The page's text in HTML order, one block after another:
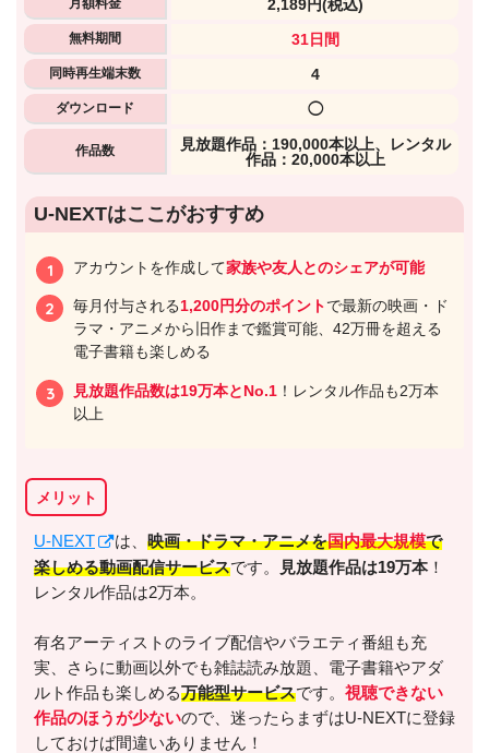
月額料金 2,189円(税込)
無料期間 31日間
同時再生端末数 4
ダウンロード ◯
作品数
⾒放題作品：190,000本以上、レンタル
作品：20,000本以上
U-NEXTはここがおすすめ
アカウントを作成して家族や友人とのシェアが可能
毎月付与される1,200円分のポイントで最新の映画・ド
ラマ・アニメから旧作まで鑑賞可能、42万冊を超える
電子書籍も楽しめる
見放題作品数は19万本とNo.1 ！レンタル作品も2万本
以上
メリット
U-NEXT は、 映画・ドラマ・アニメを国内最大規模で
楽しめる動画配信サービスです。 見放題作品は19万本 ！
レンタル作品は2万本。
有名アーティストのライブ配信やバラエティ番組も充
実、さらに動画以外でも雑誌読み放題、電子書籍やアダ
ルト作品も楽しめる万能型サービスです。 視聴できない
作品のほうが少ないので、迷ったらまずはU-NEXTに登録
しておけば間違いありません！